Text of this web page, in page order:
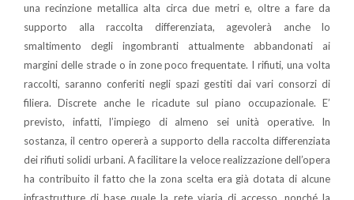
una recinzione metallica alta circa due metri e, oltre a fare da
supporto alla raccolta differenziata, agevolerà anche lo
smaltimento degli ingombranti attualmente abbandonati ai
margini delle strade o in zone poco frequentate. I rifiuti, una volta
raccolti, saranno conferiti negli spazi gestiti dai vari consorzi di
filiera. Discrete anche le ricadute sul piano occupazionale. E’
previsto, infatti, l’impiego di almeno sei unità operative. In
sostanza, il centro opererà a supporto della raccolta differenziata
dei rifiuti solidi urbani. A facilitare la veloce realizzazione dell’opera
ha contribuito il fatto che la zona scelta era già dotata di alcune
infrastrutture di base quale la rete viaria di accesso, nonché la